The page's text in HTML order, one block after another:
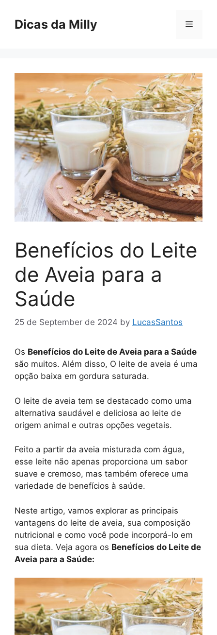
contentDicas da Milly Menu
Benefícios do Leite
de Aveia para a
Saúde
25 de September de 2024 by LucasSantos
Os Benefícios do Leite de Aveia para a Saúde
são muitos. Além disso, O leite de aveia é uma
opção baixa em gordura saturada.
O leite de aveia tem se destacado como uma
alternativa saudável e deliciosa ao leite de
origem animal e outras opções vegetais.
Feito a partir da aveia misturada com água,
esse leite não apenas proporciona um sabor
suave e cremoso, mas também oferece uma
variedade de benefícios à saúde.
Neste artigo, vamos explorar as principais
vantagens do leite de aveia, sua composição
nutricional e como você pode incorporá-lo em
sua dieta. Veja agora os Benefícios do Leite de
Aveia para a Saúde: